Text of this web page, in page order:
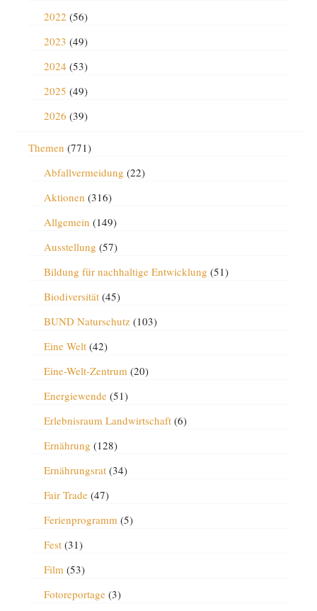
2022 (56)
2023 (49)
2024 (53)
2025 (49)
2026 (39)
Themen (771)
Abfallvermeidung (22)
Aktionen (316)
Allgemein (149)
Ausstellung (57)
Bildung für nachhaltige Entwicklung (51)
Biodiversität(45)
BUND Naturschutz(103)
Eine Welt(42)
Eine-Welt-Zentrum(20)
Energiewende(51)
Erlebnisraum Landwirtschaft(6)
Ernährung (128)
Ernährungsrat(34)
Fair Trade(47)
Ferienprogramm(5)
Fest(31)
Film(53)
Fotoreportage(3)